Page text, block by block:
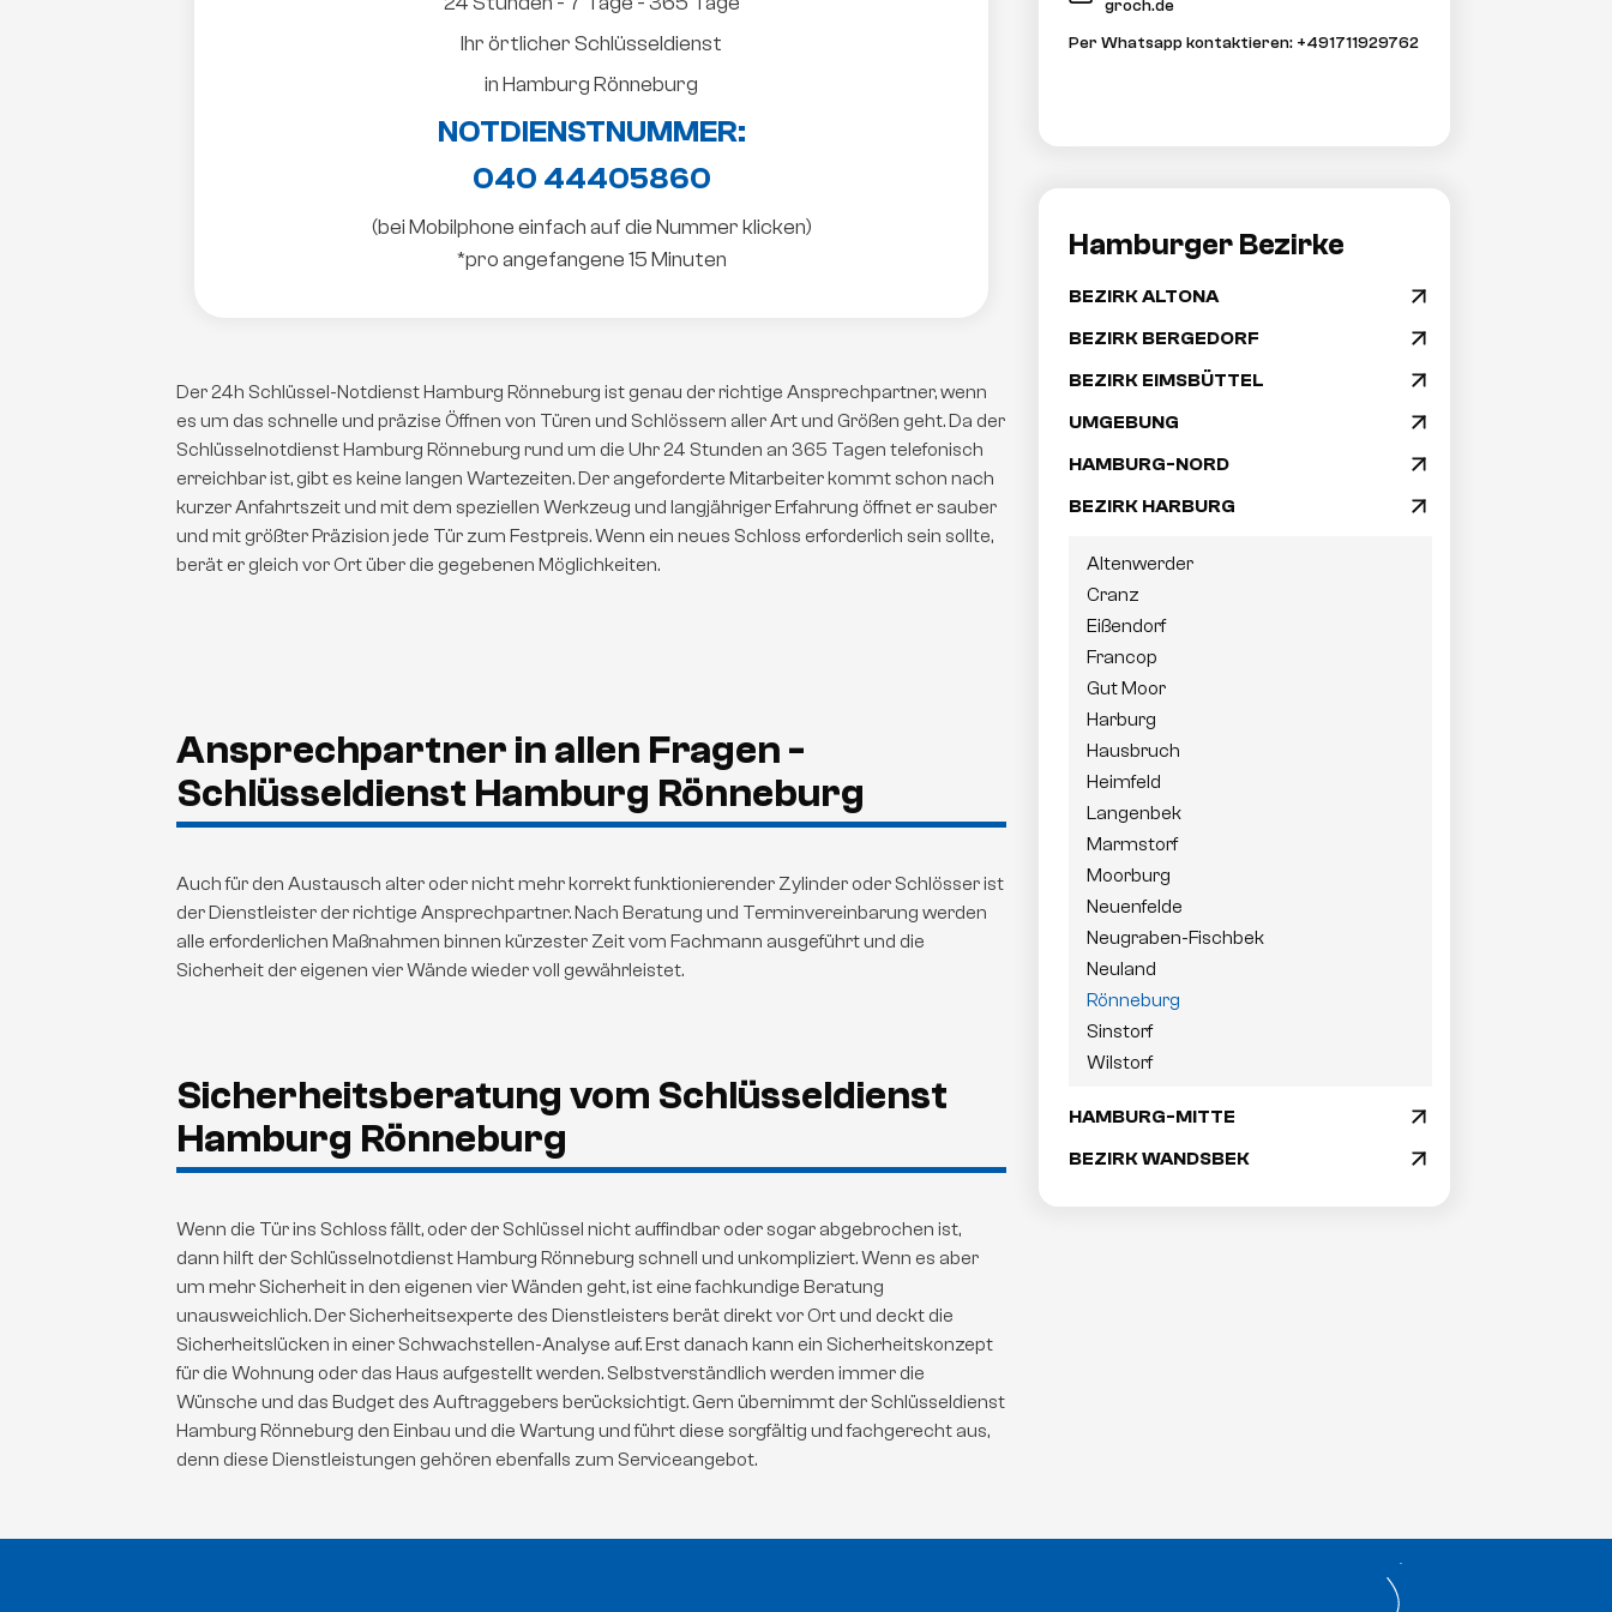
Ihr örtlicher Schlüsseldienst
in Hamburg Rönneburg
NOTDIENSTNUMMER:
040 44405860
(bei Mobilphone einfach auf die Nummer klicken)
*pro angefangene 15 Minuten
Der 24h Schlüssel-Notdienst Hamburg Rönneburg ist genau der richtige Ansprechpartner, wenn
es um das schnelle und präzise Öffnen von Türen und Schlössern aller Art und Größen geht. Da der
Schlüsselnotdienst Hamburg Rönneburg rund um die Uhr 24 Stunden an 365 Tagen telefonisch
erreichbar ist, gibt es keine langen Wartezeiten. Der angeforderte Mitarbeiter kommt schon nach
kurzer Anfahrtszeit und mit dem speziellen Werkzeug und langjähriger Erfahrung öffnet er sauber
und mit größter Präzision jede Tür zum Festpreis. Wenn ein neues Schloss erforderlich sein sollte,
berät er gleich vor Ort über die gegebenen Möglichkeiten.
Ansprechpartner in allen Fragen -
Schlüsseldienst Hamburg Rönneburg
Auch für den Austausch alter oder nicht mehr korrekt funktionierender Zylinder oder Schlösser ist
der Dienstleister der richtige Ansprechpartner. Nach Beratung und Terminvereinbarung werden
alle erforderlichen Maßnahmen binnen kürzester Zeit vom Fachmann ausgeführt und die
Sicherheit der eigenen vier Wände wieder voll gewährleistet.
Sicherheitsberatung vom Schlüsseldienst
Hamburg Rönneburg
Wenn die Tür ins Schloss fällt, oder der Schlüssel nicht auffindbar oder sogar abgebrochen ist,
dann hilft der Schlüsselnotdienst Hamburg Rönneburg schnell und unkompliziert. Wenn es aber
um mehr Sicherheit in den eigenen vier Wänden geht, ist eine fachkundige Beratung
unausweichlich. Der Sicherheitsexperte des Dienstleisters berät direkt vor Ort und deckt die
Sicherheitslücken in einer Schwachstellen-Analyse auf. Erst danach kann ein Sicherheitskonzept
für die Wohnung oder das Haus aufgestellt werden. Selbstverständlich werden immer die
Wünsche und das Budget des Auftraggebers berücksichtigt. Gern übernimmt der Schlüsseldienst
Hamburg Rönneburg den Einbau und die Wartung und führt diese sorgfältig und fachgerecht aus,
denn diese Dienstleistungen gehören ebenfalls zum Serviceangebot.
groch.de
Per Whatsapp kontaktieren: +491711929762
Hamburger Bezirke
überspringen
BEZIRK ALTONA arrow_drop_down
BEZIRK BERGEDORF arrow_drop_down
BEZIRK EIMSBÜTTEL arrow_drop_down
UMGEBUNG arrow_drop_down
HAMBURG-NORD arrow_drop_down
BEZIRK HARBURG arrow_drop_down
Altenwerder
Cranz
Eißendorf
Francop
Gut Moor
Harburg
Hausbruch
Heimfeld
Langenbek
Marmstorf
Moorburg
Neuenfelde
Neugraben-Fischbek
Neuland
Rönneburg
Sinstorf
Wilstorf
HAMBURG-MITTE arrow_drop_down
BEZIRK WANDSBEK arrow_drop_down